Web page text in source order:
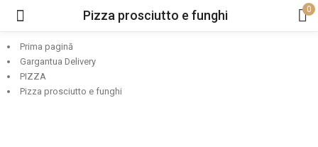
Pizza prosciutto e funghi 0
Prima pagină
Gargantua Delivery
PIZZA
Pizza prosciutto e funghi